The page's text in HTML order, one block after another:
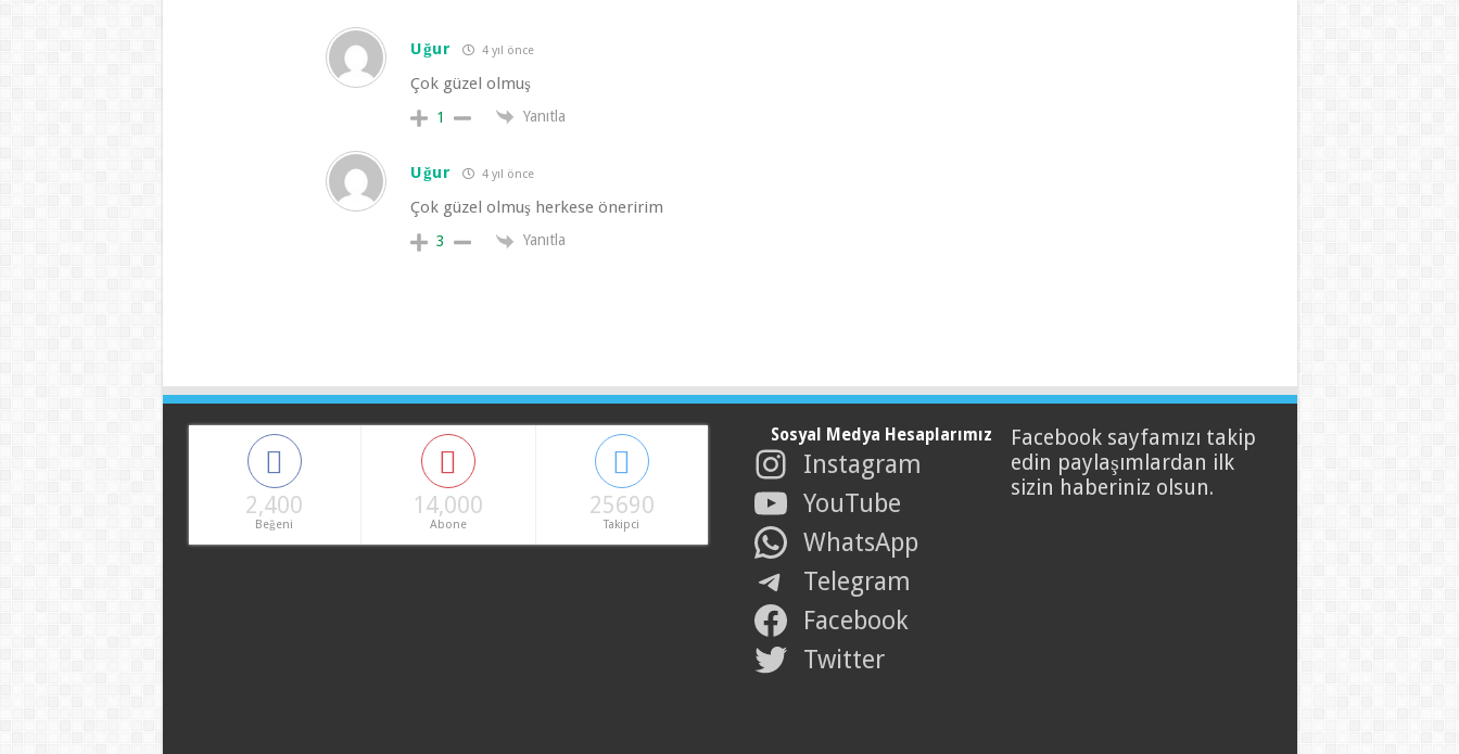
Uğur 4 yıl önce
Çok güzel olmuş
1 Yanıtla
Uğur 4 yıl önce
Çok güzel olmuş herkese öneririm
3 Yanıtla
2,400
Beğeni
14,000
Abone
25690
Takipci
Sosyal Medya Hesaplarımız
Instagram
YouTube
WhatsApp
Telegram
Facebook
Twitter
Facebook sayfamızı takip
edin paylaşımlardan ilk
sizin haberiniz olsun.